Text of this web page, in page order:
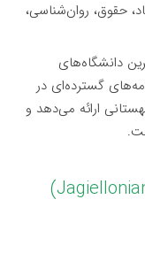
حقوق، روان‌شناسی،
دانشگاه‌های
گسترده‌ای در
ارائه می‌دهد و